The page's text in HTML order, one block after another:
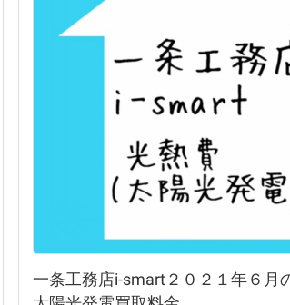
一条工務店i-smart２０２１年６月